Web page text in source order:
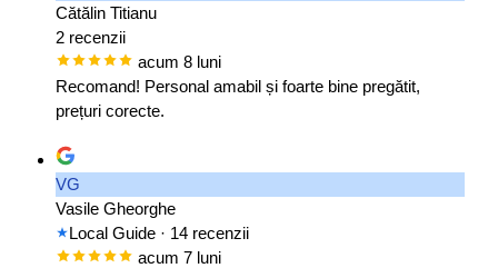
Cătălin Titianu
2 recenzii
acum 8 luni
Recomand! Personal amabil și foarte bine pregătit,
prețuri corecte.
VG
Vasile Gheorghe
Local Guide · 14 recenzii
acum 7 luni